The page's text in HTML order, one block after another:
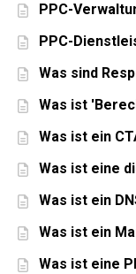
PPC-
PPC-
Was sind
Was ist
Was ist ein
Was ist eine
Was ist ein
Was ist ein
Was ist eine